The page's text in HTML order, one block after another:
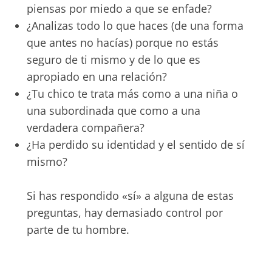
piensas por miedo a que se enfade?
¿Analizas todo lo que haces (de una forma
que antes no hacías) porque no estás
seguro de ti mismo y de lo que es
apropiado en una relación?
¿Tu chico te trata más como a una niña o
una subordinada que como a una
verdadera compañera?
¿Ha perdido su identidad y el sentido de sí
mismo?
Si has respondido «sí» a alguna de estas
preguntas, hay demasiado control por
parte de tu hombre.